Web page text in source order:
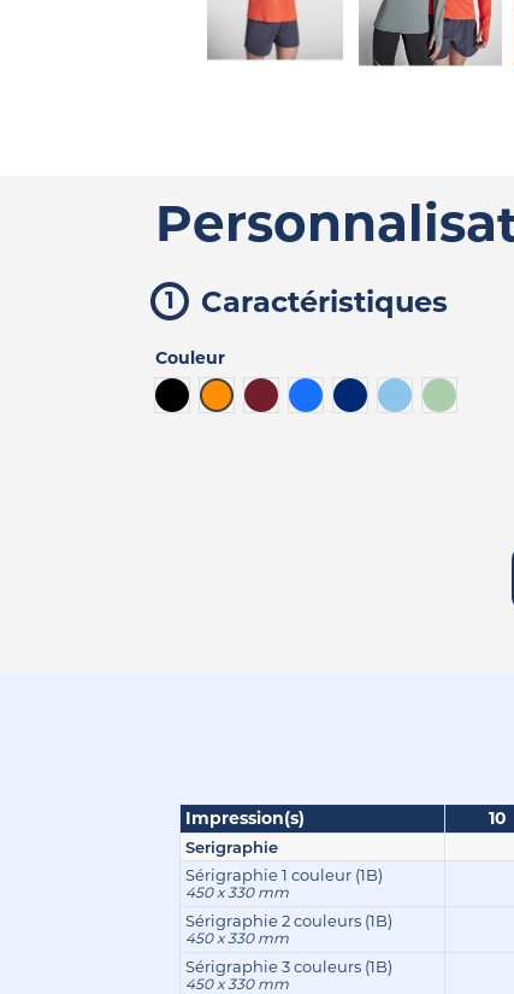
Caractéristiques
Couleur
Noir
OrangeBordeaux
Bleu Bleu foncéBleu grisVert
Impression(s) 10
Serigraphie
Sérigraphie 1 couleur (1B)
450 x 330 mm
Sérigraphie 2 couleurs (1B)
450 x 330 mm
Sérigraphie 3 couleurs (1B)
450 x 330 mm